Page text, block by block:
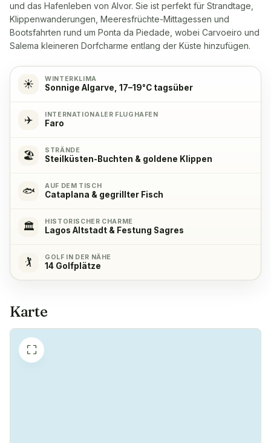
✓ Mikrowelle
Ja
Yes, with 4 hob plates
Ja
✓ Kühlschrank
Ja
Kaffeemaschine
Ja
und das Hafenleben von Alvor. Sie ist perfekt für Strandtage,
Klippenwanderungen, Meeresfrüchte-Mittagessen und
Bootsfahrten rund um Ponta da Piedade, wobei Carvoeiro und
Salema kleineren Dorfcharme entlang der Küste hinzufügen.
☀️ WINTERKLIMA
Sonnige Algarve, 17–19°C tagsüber
✈️ INTERNATIONALER FLUGHAFEN
Faro
🏖️ STRÄNDE
Steilküsten-Buchten & goldene Klippen
🐟 AUF DEM TISCH
Cataplana & gegrillter Fisch
🏛️ HISTORISCHER CHARME
Lagos Altstadt & Festung Sagres
🏌️ GOLF IN DER NÄHE
14 Golfplätze
Karte
⛶